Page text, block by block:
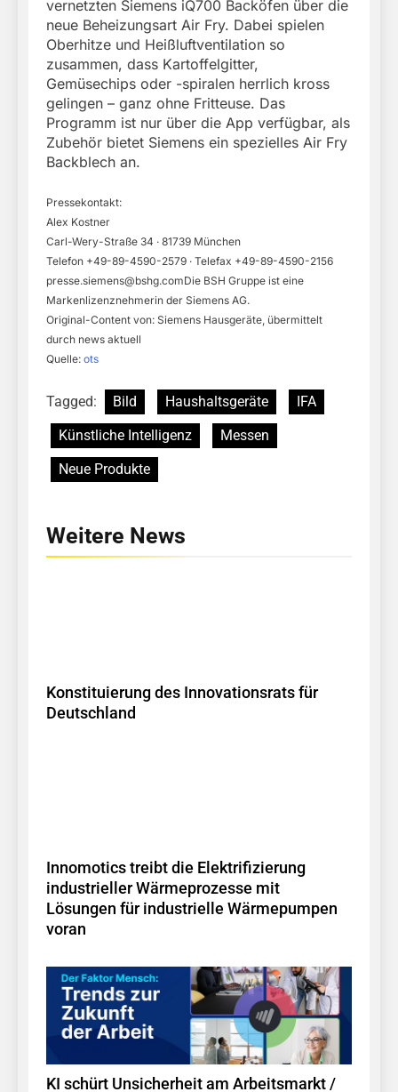
vernetzten Siemens iQ700 Backöfen über die
neue Beheizungsart Air Fry. Dabei spielen
Oberhitze und Heißluftventilation so
zusammen, dass Kartoffelgitter,
Gemüsechips oder -spiralen herrlich kross
gelingen – ganz ohne Fritteuse. Das
Programm ist nur über die App verfügbar, als
Zubehör bietet Siemens ein spezielles Air Fry
Backblech an.
Pressekontakt:
Alex Kostner
Carl-Wery-Straße 34 · 81739 München
Telefon +49-89-4590-2579 · Telefax +49-89-4590-2156
presse.siemens@bshg.comDie BSH Gruppe ist eine
Markenlizenznehmerin der Siemens AG.
Original-Content von: Siemens Hausgeräte, übermittelt
durch news aktuell
Quelle: ots
Tagged: Bild Haushaltsgeräte
IFA
Künstliche Intelligenz
Messen
Neue Produkte
Weitere News
Konstituierung des Innovationsrats für
Deutschland
Innomotics treibt die Elektrifizierung
industrieller Wärmeprozesse mit
Lösungen für industrielle Wärmepumpen
voran
KI schürt Unsicherheit am Arbeitsmarkt /